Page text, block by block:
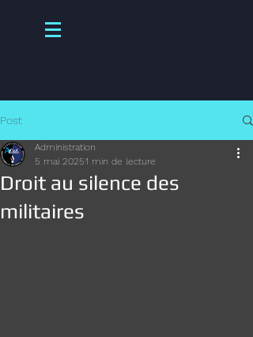
Post
Droit au silence des
militaires
Administration
5 mai 20251 min de lecture